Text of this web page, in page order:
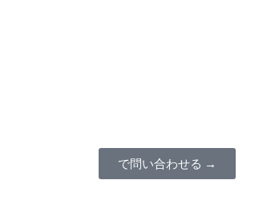
で問い合わせる →